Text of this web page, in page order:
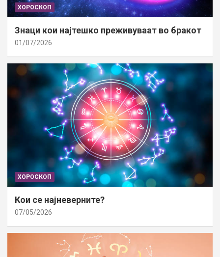
ХОРОСКОП
Знаци кои најтешко преживуваат во бракот
01/07/2026
ХОРОСКОП
Кои се најневерните?
07/05/2026